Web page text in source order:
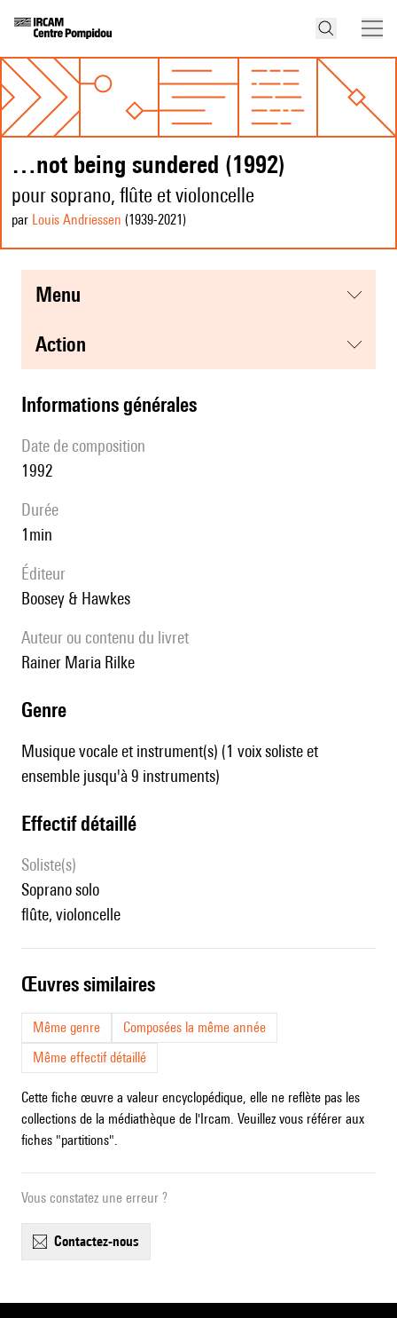
…not being sundered (1992)
pour soprano, flûte et violoncelle
par Louis Andriessen (1939-2021 )
menu
action
informations générales
date de composition
1992
durée
1min
éditeur
Boosey & Hawkes
Auteur ou contenu du livret
Rainer Maria Rilke
genre
Musique vocale et instrument(s) (1 voix soliste et
ensemble jusqu'à 9 instruments)
effectif détaillé
Soliste(s)
soprano solo
flûte, violoncelle
œuvres similaires
Même genre
Composées la même année
Même effectif détaillé
Cette fiche œuvre a valeur encyclopédique, elle ne reflète pas les
collections de la médiathèque de l'Ircam. Veuillez vous référer aux
fiches "partitions".
Vous constatez une erreur ?
contactez-nous